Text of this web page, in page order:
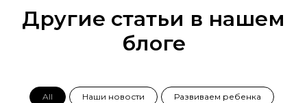
Другие статьи в нашем
блоге
All Наши новости Развиваем ребенка